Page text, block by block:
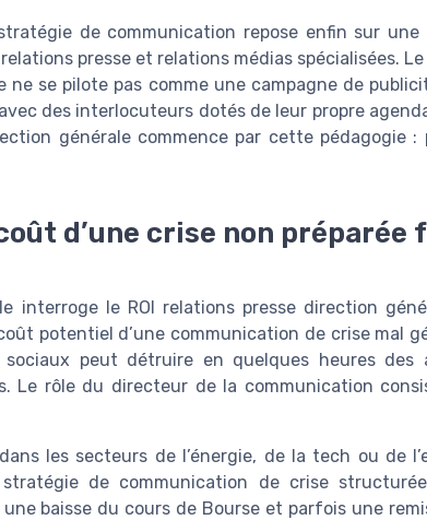
de communication repose enfin sur
presse et relations médias spécialisées.
ne se pilote pas comme une campagne de
des interlocuteurs dotés de leur propre
générale commence par cette pédagogie :
d’une crise non préparée
interroge le ROI relations presse direction
potentiel d’une communication de crise mal
peut détruire en quelques heures des
Le rôle du directeur de la communication
les secteurs de l’énergie, de la tech ou de
stratégie de communication de crise
baisse du cours de Bourse et parfois une